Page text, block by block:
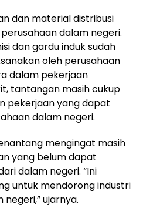
dan material distribusi
dalam negeri.
dan gardu induk sudah
oleh perusahaan
dalam pekerjaan
tantangan masih cukup
pekerjaan yang dapat
dalam negeri.
mengingat masih
yang belum dapat
dalam negeri. “Ini
untuk mendorong industri
ujarnya.